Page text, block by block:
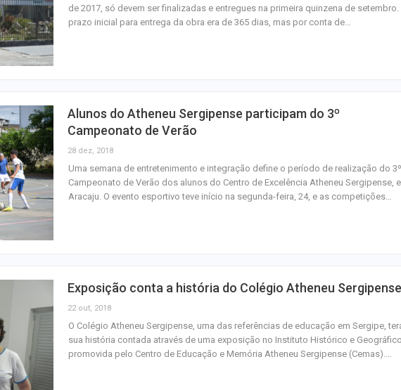
de 2017, só devem ser finalizadas e entregues na primeira quinzena de setembro.
prazo inicial para entrega da obra era de 365 dias, mas por conta de…
Alunos do Atheneu Sergipense participam do 3º
Campeonato de Verão
28 dez, 2018
Uma semana de entretenimento e integração define o período de realização do 3º
Campeonato de Verão dos alunos do Centro de Excelência Atheneu Sergipense,
Aracaju. O evento esportivo teve início na segunda-feira, 24, e as competições…
Exposição conta a história do Colégio Atheneu Sergipense
22 out, 2018
O Colégio Atheneu Sergipense, uma das referências de educação em Sergipe,
sua história contada através de uma exposição no Instituto Histórico e Geográfico,
promovida pelo Centro de Educação e Memória Atheneu Sergipense (Cemas).…